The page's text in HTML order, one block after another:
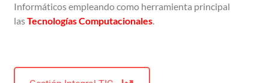
Informáticos empleando como herramienta principal
lasTecnologíasComputacionales.